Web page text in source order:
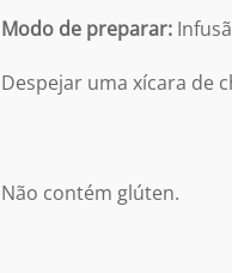
Modo de preparar:
Despejar uma xícara de
Não contém glúten.